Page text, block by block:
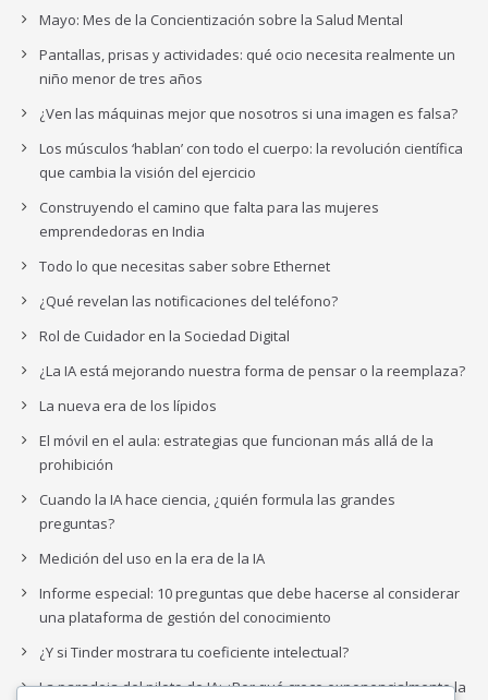
Mayo: Mes de la Concientización sobre la Salud Mental
Pantallas, prisas y actividades: qué ocio necesita realmente un
niño menor de tres años
¿Ven las máquinas mejor que nosotros si una imagen es falsa?
Los músculos ‘hablan’ con todo el cuerpo: la revolución científica
que cambia la visión del ejercicio
Construyendo el camino que falta para las mujeres
emprendedoras en India
Todo lo que necesitas saber sobre Ethernet
¿Qué revelan las notificaciones del teléfono?
Rol de Cuidador en la Sociedad Digital
¿La IA está mejorando nuestra forma de pensar o la reemplaza?
La nueva era de los lípidos
El móvil en el aula: estrategias que funcionan más allá de la
prohibición
Cuando la IA hace ciencia, ¿quién formula las grandes
preguntas?
Medición del uso en la era de la IA
Informe especial: 10 preguntas que debe hacerse al considerar
una plataforma de gestión del conocimiento
¿Y si Tinder mostrara tu coeficiente intelectual?
La paradoja del piloto de IA: ¿Por qué crece exponencialmente la